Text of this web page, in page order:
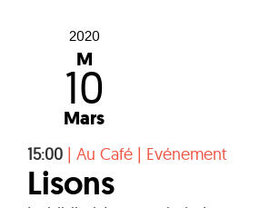
2020
M
10
Mars
15:00 | Au Café | Evénement
Lisons